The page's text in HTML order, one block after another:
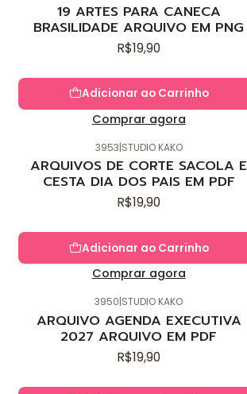
19 ARTES PARA CANECA
BRASILIDADE ARQUIVO EM PNG
R$19,90
Adicionar ao Carrinho
Comprar agora
3953|STUDIO KAKO
ARQUIVOS DE CORTE SACOLA E
CESTA DIA DOS PAIS EM PDF
R$19,90
Adicionar ao Carrinho
Comprar agora
3950|STUDIO KAKO
ARQUIVO AGENDA EXECUTIVA
2027 ARQUIVO EM PDF
R$19,90